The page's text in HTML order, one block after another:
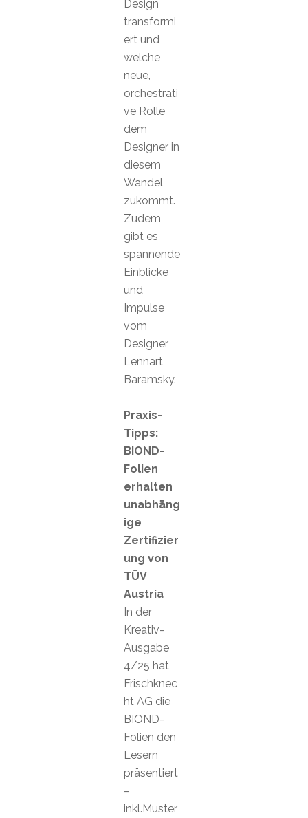
Design
transformi
ert und
welche
neue,
orchestrati
ve Rolle
dem
Designer in
diesem
Wandel
zukommt.
Zudem
gibt es
spannende
Einblicke
und
Impulse
vom
Designer
Lennart
Baramsky.
Praxis-
Tipps:
BIOND-
Folien
erhalten
unabhäng
ige
Zertifizier
ung von
TÜV
Austria
In der
Kreativ-
Ausgabe
4/25 hat
Frischknec
ht AG die
BIOND-
Folien den
Lesern
präsentiert
–
inkl.Muster